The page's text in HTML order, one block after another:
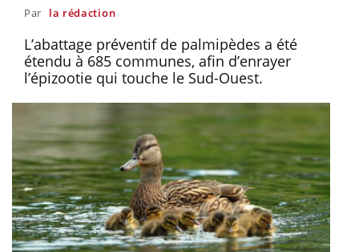
Par la rédaction
L’abattage préventif de palmipèdes a été
étendu à 685 communes, afin d’enrayer
l’épizootie qui touche le Sud-Ouest.